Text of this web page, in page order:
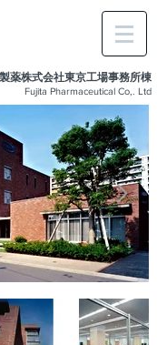
薬株式会社東京工場事務所棟​
Fujita Pharmaceutical Co,. Ltd